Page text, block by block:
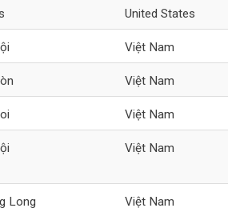
United States
Việt Nam
Việt Nam
Việt Nam
Việt Nam
Long Việt Nam